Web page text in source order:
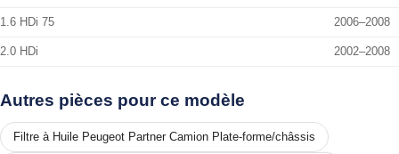
1.6 HDi 75 2006–2008
2.0 HDi 2002–2008
Autres pièces pour ce modèle
Filtre à Huile Peugeot Partner Camion Plate-forme/châssis